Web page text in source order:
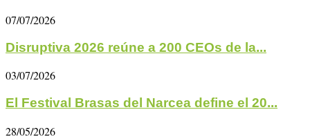
07/07/2026
Disruptiva 2026 reúne a 200 CEOs de la...
03/07/2026
El Festival Brasas del Narcea define el 20...
28/05/2026